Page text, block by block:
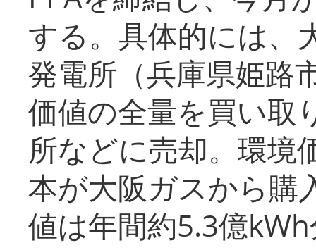
する。具体的には、
発電所（兵庫県姫路
価値の全量を買い取
所などに売却。環境
本が大阪ガスから購
値は年間約5.3億